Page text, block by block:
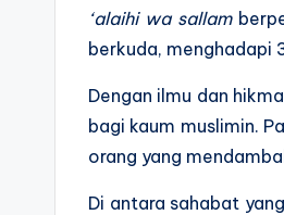
‘alaihi wa sallam
berkuda, menghadapi
Dengan ilmu dan
bagi kaum muslimin.
orang yang
Di antara sahabat